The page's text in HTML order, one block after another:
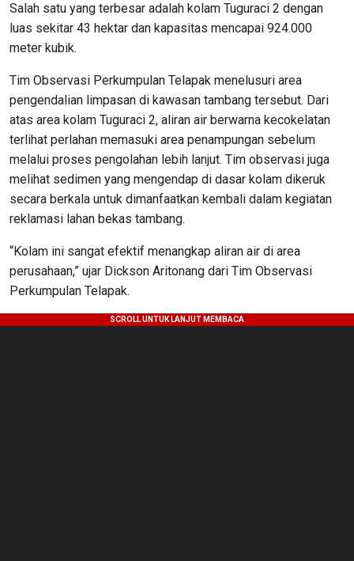
Salah satu yang terbesar adalah kolam Tuguraci 2 dengan
luas sekitar 43 hektar dan kapasitas mencapai 924.000
meter kubik.
Tim Observasi Perkumpulan Telapak menelusuri area
pengendalian limpasan di kawasan tambang tersebut. Dari
atas area kolam Tuguraci 2, aliran air berwarna kecokelatan
terlihat perlahan memasuki area penampungan sebelum
melalui proses pengolahan lebih lanjut. Tim observasi juga
melihat sedimen yang mengendap di dasar kolam dikeruk
secara berkala untuk dimanfaatkan kembali dalam kegiatan
reklamasi lahan bekas tambang.
“Kolam ini sangat efektif menangkap aliran air di area
perusahaan,” ujar Dickson Aritonang dari Tim Observasi
Perkumpulan Telapak.